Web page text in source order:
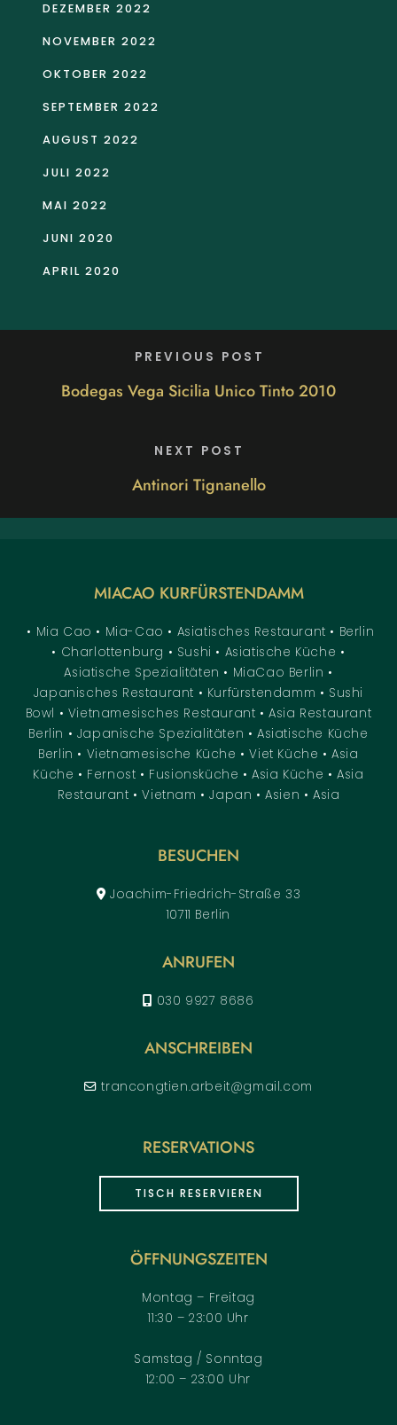
DEZEMBER 2022
NOVEMBER 2022
OKTOBER 2022
SEPTEMBER 2022
AUGUST 2022
JULI 2022
MAI 2022
JUNI 2020
APRIL 2020
PREVIOUS POST
Bodegas Vega Sicilia Unico Tinto 2010
NEXT POST
Antinori Tignanello
MIACAO KURFÜRSTENDAMM
• Mia Cao • Mia-Cao • Asiatisches Restaurant • Berlin
• Charlottenburg • Sushi • Asiatische Küche •
Asiatische Spezialitäten • MiaCao Berlin •
Japanisches Restaurant • Kurfürstendamm • Sushi
Bowl • Vietnamesisches Restaurant • Asia Restaurant
Berlin • Japanische Spezialitäten • Asiatische Küche
Berlin • Vietnamesische Küche • Viet Küche • Asia
Küche • Fernost • Fusionsküche • Asia Küche • Asia
Restaurant • Vietnam • Japan • Asien • Asia
BESUCHEN
Joachim-Friedrich-Straße 33
10711 Berlin
ANRUFEN
030 9927 8686
ANSCHREIBEN
trancongtien.arbeit@gmail.com
RESERVATIONS
TISCH RESERVIEREN
ÖFFNUNGSZEITEN
Montag – Freitag
11:30 – 23:00 Uhr
Samstag / Sonntag
12:00 – 23:00 Uhr